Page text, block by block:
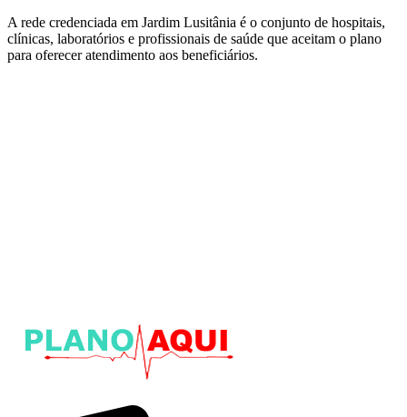
A rede credenciada em Jardim Lusitânia é o conjunto de hospitais,
clínicas, laboratórios e profissionais de saúde que aceitam o plano
para oferecer atendimento aos beneficiários.